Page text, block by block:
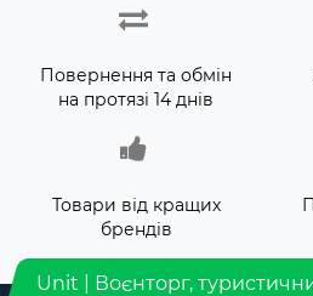
Повернення та обмін
на протязі 14 днів
Товари від кращих
брендів
Unit | Воєнторг,